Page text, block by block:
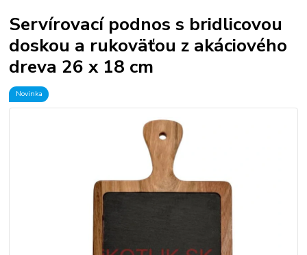
Servírovací podnos s bridlicovou
doskou a rukoväťou z akáciového
dreva 26 x 18 cm
Novinka